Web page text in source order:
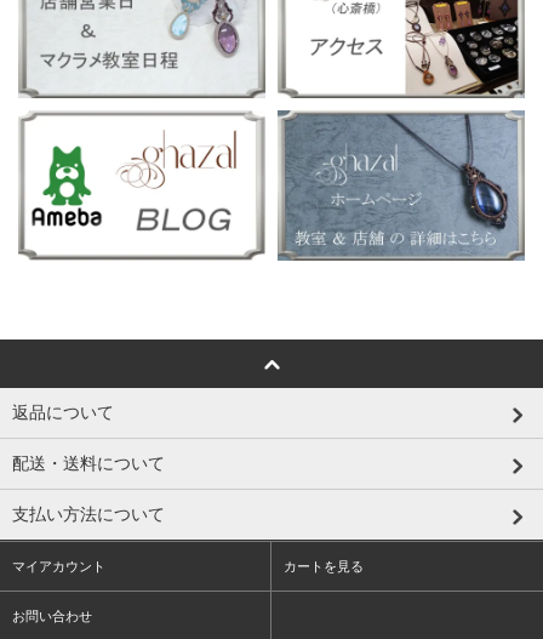
返品について
配送・送料について
支払い方法について
マイアカウント カートを見る
お問い合わせ